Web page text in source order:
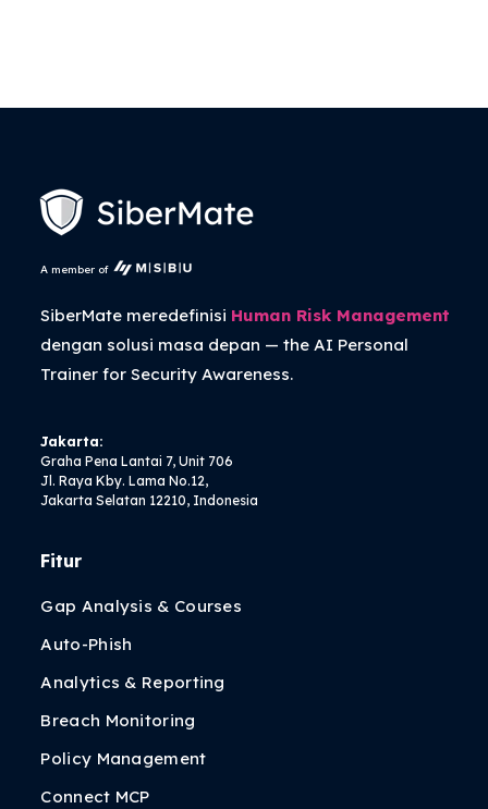
A member of
SiberMate meredefinisi Human Risk Management
dengan solusi masa depan — theAI Personal
Trainerfor Security Awareness.
Jakarta:
Graha Pena Lantai 7, Unit 706
Jl. Raya Kby. Lama No.12,
Jakarta Selatan 12210, Indonesia
Fitur
Gap Analysis & Courses
Auto-Phish
Analytics & Reporting
Breach Monitoring
Policy Management
Connect MCP